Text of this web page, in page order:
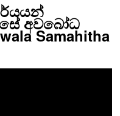
අවබෝධ
Samahitha